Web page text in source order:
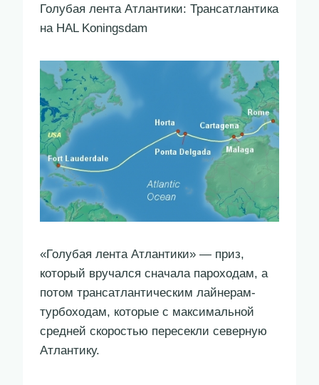
Голубая лента Атлантики: Трансатлантика
на HAL Koningsdam
«Голубая лента Атлантики» — приз,
который вручался сначала пароходам, а
потом трансатлантическим лайнерам-
турбоходам, которые с максимальной
средней скоростью пересекли северную
Атлантику.